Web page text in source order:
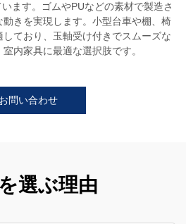
ます。ゴムやPUなどの素材で製造さ
きを実現します。小型台車や棚、椅
ており、玉軸受け付きでスムーズな
内家具に最適な選択肢です。
お問い合わせ
選ぶ理由